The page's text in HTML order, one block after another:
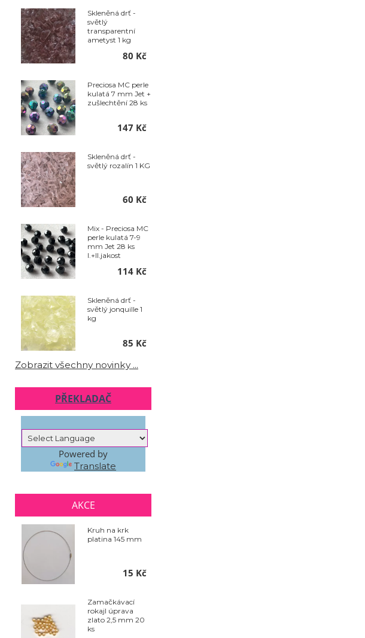
Skleněná drť -
světlý
transparentní
ametyst 1 kg
80 Kč
Preciosa MC perle
kulatá 7 mm Jet +
zušlechtění 28 ks
147 Kč
Skleněná drť -
světlý rozalín 1 KG
60 Kč
Mix - Preciosa MC
perle kulatá 7-9
mm Jet 28 ks
I.+II.jakost
114 Kč
Skleněná drť -
světlý jonquille 1
kg
85 Kč
Zobrazit všechny novinky ...
PŘEKLADAČ
Powered by
Translate
AKCE
Kruh na krk
platina 145 mm
15 Kč
Zamačkávací
rokajl úprava
zlato 2,5 mm 20
ks